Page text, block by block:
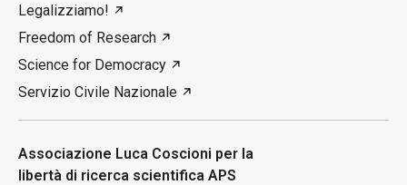
Legalizziamo!
Freedom of Research
Science for Democracy
Servizio Civile Nazionale
Associazione Luca Coscioni per la
libertà di ricerca scientifica APS